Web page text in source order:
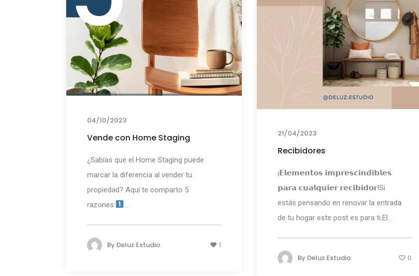
04/10/2023
Vende con Home Staging
¿Sabías que el Home Staging puede
marcar la diferencia al vender tu
propiedad? Aquí te comparto 5
razones:
By Deluz Estudio 1
21/04/2023
Recibidores
¡𝗘𝗹𝗲𝗺𝗲𝗻𝘁𝗼𝘀 𝗶𝗺𝗽𝗿𝗲𝘀𝗰𝗶𝗻𝗱𝗶𝗯𝗹𝗲𝘀
𝗽𝗮𝗿𝗮 𝗰𝘂𝗮𝗹𝗾𝘂𝗶𝗲𝗿 𝗿𝗲𝗰𝗶𝗯𝗶𝗱𝗼𝗿!Si
estás pensando en renovar la entrada
de tu hogar este post es para ti.El...
By Deluz Estudio 0